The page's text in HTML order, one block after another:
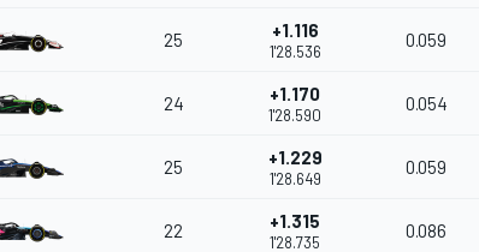
25 +1.116
1'28.536
0.059
24 +1.170
1'28.590
0.054
25 +1.229
1'28.649
0.059
22 +1.315
1'28.735
0.086